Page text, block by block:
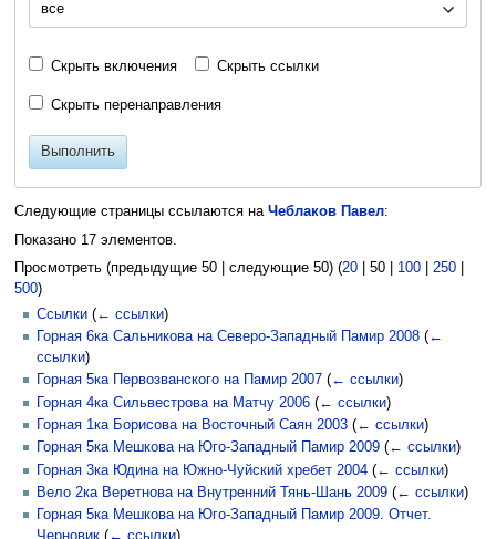
все
Скрыть включения Скрыть ссылки
Скрыть перенаправления
Выполнить
Следующие страницы ссылаются на Чеблаков Павел:
Показано 17 элементов.
Просмотреть (предыдущие 50| следующие 50) (20| 50| 100| 250|
500)
Ссылки (← ссылки)
Горная 6ка Сальникова на Северо-Западный Памир 2008 (←
ссылки)
Горная 5ка Первозванского на Памир 2007 (← ссылки)
Горная 4ка Сильвестрова на Матчу 2006 (← ссылки)
Горная 1ка Борисова на Восточный Саян 2003 (← ссылки)
Горная 5ка Мешкова на Юго-Западный Памир 2009 (← ссылки)
Горная 3ка Юдина на Южно-Чуйский хребет 2004 (← ссылки)
Вело 2ка Веретнова на Внутренний Тянь-Шань 2009 (← ссылки)
Горная 5ка Мешкова на Юго-Западный Памир 2009. Отчет.
Черновик (← ссылки)